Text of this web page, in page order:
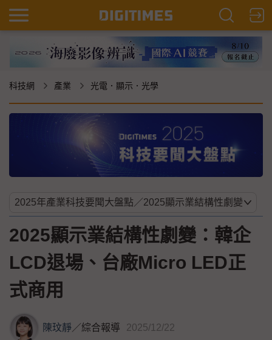
科技網 產業 光電．顯示．光學
2025顯示業結構性劇變：韓企
LCD退場、台廠Micro LED正
式商用
陳玟靜／綜合報導 2025/12/22